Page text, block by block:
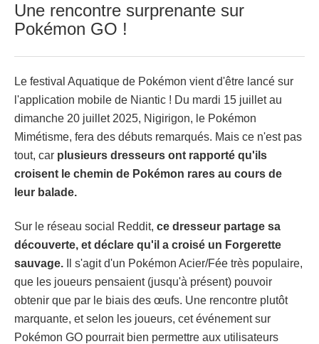
Une rencontre surprenante sur
Pokémon GO !
Le festival Aquatique de Pokémon vient d'être lancé sur
l'application mobile de Niantic ! Du mardi 15 juillet au
dimanche 20 juillet 2025, Nigirigon, le Pokémon
Mimétisme, fera des débuts remarqués. Mais ce n'est pas
tout, car plusieurs dresseurs ont rapporté qu'ils
croisent le chemin de Pokémon rares au cours de
leur balade.
Sur le réseau social Reddit, ce dresseur partage sa
découverte, et déclare qu'il a croisé un Forgerette
sauvage. Il s'agit d'un Pokémon Acier/Fée très populaire,
que les joueurs pensaient (jusqu'à présent) pouvoir
obtenir que par le biais des œufs. Une rencontre plutôt
marquante, et selon les joueurs, cet événement sur
Pokémon GO pourrait bien permettre aux utilisateurs